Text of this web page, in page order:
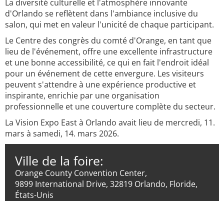
La diversité culturelle et l'atmosphère innovante
d'Orlando se reflètent dans l'ambiance inclusive du
salon, qui met en valeur l'unicité de chaque participant.
Le Centre des congrès du comté d'Orange, en tant que
lieu de l'événement, offre une excellente infrastructure
et une bonne accessibilité, ce qui en fait l'endroit idéal
pour un événement de cette envergure. Les visiteurs
peuvent s'attendre à une expérience productive et
inspirante, enrichie par une organisation
professionnelle et une couverture complète du secteur.
La Vision Expo East à Orlando avait lieu de mercredi, 11.
mars à samedi, 14. mars 2026.
Ville de la foire:
Orange County Convention Center,
9899 International Drive, 32819 Orlando, Floride,
États-Unis